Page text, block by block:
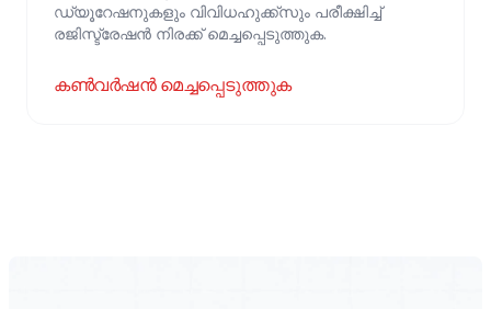
ഡ്യൂറേഷനുകളും വിവിധഹുക്ക്‌സും പരീക്ഷിച്ച്
രജിസ്ട്രേഷന്‍ നിരക്ക് മെച്ചപ്പെടുത്തുക.
കൺവർഷൻ മെച്ചപ്പെടുത്തുക